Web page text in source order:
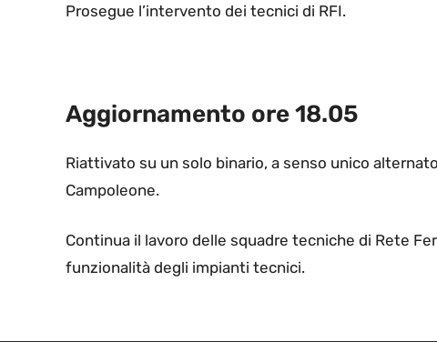
Prosegue l’intervento dei tecnici di RFI.
Aggiornamento ore 18.05
Riattivato su un solo binario, a senso unico
Campoleone.
Continua il lavoro delle squadre tecniche di Rete
funzionalità degli impianti tecnici.